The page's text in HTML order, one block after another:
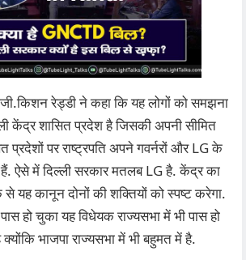
रेड्डी ने कहा कि यह लोगों को समझना
केंद्र शासित प्रदेश है जिसकी अपनी सीमित
प्रदेशों पर राष्ट्रपति अपने गवर्नरों और LG के
ऐसे में दिल्ली सरकार मतलब LG है. केंद्र का
यह कानून दोनों की शक्तियों को स्पष्ट करेगा.
हो चुका यह विधेयक राज्यसभा में भी पास हो
क्योंकि भाजपा राज्यसभा में भी बहुमत में है.